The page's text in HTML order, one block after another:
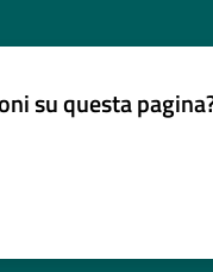
su questa